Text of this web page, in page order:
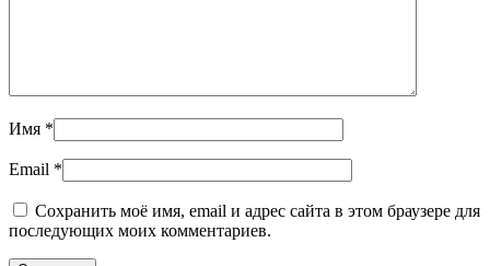
Имя *
Email *
Сохранить моё имя, email и адрес сайта в этом браузере для
последующих моих комментариев.